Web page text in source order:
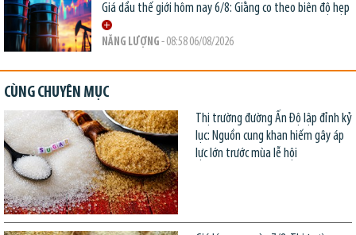
Giá dầu thế giới hôm nay 6/8: Giằng co theo biên độ hẹp
NĂNG LƯỢNG - 08:58 06/08/2026
CÙNG CHUYÊN MỤC
Thị trường đường Ấn Độ lập đỉnh kỷ
lục: Nguồn cung khan hiếm gây áp
lực lớn trước mùa lễ hội